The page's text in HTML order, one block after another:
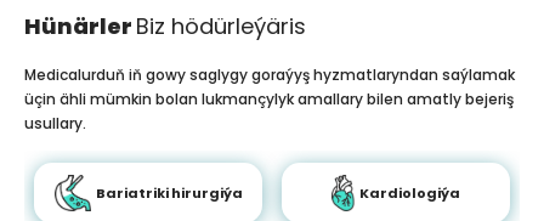
Hünärler Biz hödürleýäris
Medicalurduň iň gowy saglygy goraýyş hyzmatlaryndan saýlamak
üçin ähli mümkin bolan lukmançylyk amallary bilen amatly bejeriş
usullary.
Bariatriki hirurgiýa Kardiologiýa